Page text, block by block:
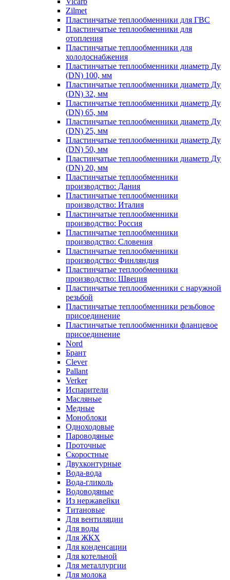
Zilmet
Пластинчатые теплообменники для ГВС
Пластинчатые теплообменники для
отопления
Пластинчатые теплообменники для
холодоснабжения
Пластинчатые теплообменники диаметр Ду
(DN) 100, мм
Пластинчатые теплообменники диаметр Ду
(DN) 32, мм
Пластинчатые теплообменники диаметр Ду
(DN) 65, мм
Пластинчатые теплообменники диаметр Ду
(DN) 25, мм
Пластинчатые теплообменники диаметр Ду
(DN) 50, мм
Пластинчатые теплообменники диаметр Ду
(DN) 20, мм
Пластинчатые теплообменники
производство: Дания
Пластинчатые теплообменники
производство: Италия
Пластинчатые теплообменники
производство: Россия
Пластинчатые теплообменники
производство: Словения
Пластинчатые теплообменники
производство: Финляндия
Пластинчатые теплообменники
производство: Швеция
Пластинчатые теплообменники с наружной
резьбой
Пластинчатые теплообменники резьбовое
присоединение
Пластинчатые теплообменники фланцевое
присоединение
Nord
Брант
Clever
Pallant
Verker
Испарители
Масляные
Медные
Моноблоки
Одноходовые
Пароводяные
Проточные
Скоростные
Двухконтурные
Вода-вода
Вода-гликоль
Водоводяные
Из нержавейки
Титановые
Для вентиляции
Для воды
Для ЖКХ
Для конденсации
Для котельной
Для металлургии
Для молока